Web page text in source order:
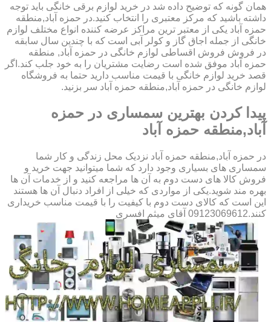
همان گونه که توضیح داده شد در خرید لوازم برقی خانگی باید توجه
داشته باشید که مرکز معتبری را انتخاب کنید.در حمزه آباد,منطقه
حمزه آباد یکی از معتبر ترین مراکز عرضه کننده انواع مختلف لوازم
خانگی از جمله اجاق گاز و کولر آبی است که با چندین سال سابقه
در فروش فروش اقساطی لوازم خانگی در حمزه آباد, منطقه
حمزه آباد موفق شده است رضایت مشتریان را به خود جلب کند.اگر
قصد خرید لوازم خانگی با قیمت مناسب دارید حتما به فروشگاه
لوازم خانگی در حمزه آباد,منطقه حمزه آباد سر بزنید.
پیدا کردن بهترین سمساری در حمزه
آباد,منطقه حمزه آباد
در حمزه آباد,منطقه حمزه آباد نزدیک محل زندگی و کار شما
سمساری های بسیاری وجود دارد که شما میتوانید جهت خرید و
فروش کالا های دست دوم به آن ها مراجعه کنید و از خدمات آن ها
بهره مند شوید.یکی از مواردی که خیلی از افراد دنبال آن ها هستند
این است که کالای دست دوم با کیفیت را با قیمت مناسب خریداری
کنند.09123069612 آقای میثم افسری